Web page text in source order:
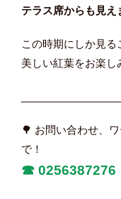
テラス席からも見え
この時期にしか見る
美しい紅葉をお楽し
🌳 お問い合わせ、
で！
☎︎ 0256387276